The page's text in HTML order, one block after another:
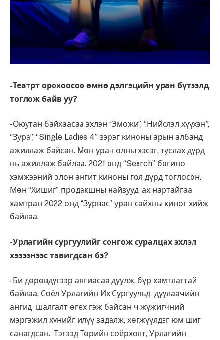
-Театрт орохоосоо өмнө дэлгэцийн уран бүтээлд
тоглож байв уу?
-Оюутан байхаасаа эхлэн “Эможи”, “Нийслэл хүүхэн”,
“Зура”, “Single Ladies 4” зэрэг киноны арын албанд
ажиллаж байсан. Мөн уран олны хэсэг, туслах дүрд
нь ажиллаж байлаа. 2021 онд “Search” богино
хэмжээний олон ангит киноны гол дүрд тоглосон.
Мөн “Хишиг” продакшны найзууд, ах нартайгаа
хамтран 2022 онд “Зурвас” уран сайхны киног хийж
байлаа.
-Урлагийн сургуулийг сонгож суралцах эхлэл
хэзээнээс тавигдсан бэ?
-Би дөрөвдүгээр ангиасаа дуулж, бүр хамтлагтай
байлаа. Соёл Урлагийн Их Сургуульд дуулаачийн
ангид шалгалт өгөх гэж байсан ч жүжигчний
мэргэжил хүнийг илүү задалж, хөгжүүлдэг юм шиг
санагдсан. Тэгээд Төрийн соёрхолт, Урлагийн